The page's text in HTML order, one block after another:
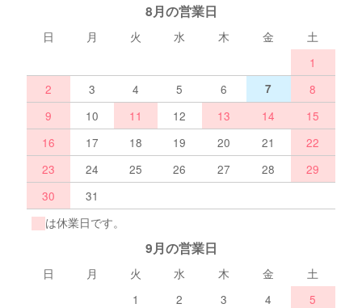
8月の営業日
日 月 火 水 木 金
土
1
2
3 4 5 6 7
8
9
10 11 12 13 14
15
16
17 18 19 20 21
22
23
24 25 26 27 28
29
30
31
は休業日です。
9月の営業日
日 月 火 水 木 金
土
1
2 3 4
5